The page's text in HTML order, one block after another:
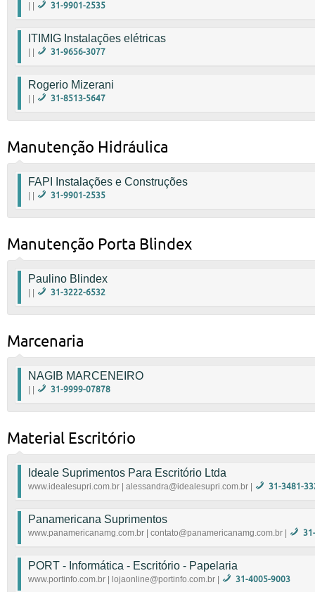
31-9901-2535
Sr. Abel
|
ITIMIG Instalações elétricas
31-9656-3077
Rogerio Mizerani
31-8513-5647
9166-5647
Manutenção Hidráulica
FAPI Instalações e Construções
31-9901-2535
Sr. Abel
Manutenção Porta Blindex
Paulino Blindex
31-3222-6532
9149-3275 Paulino
Marcenaria
NAGIB MARCENEIRO
31-9999-07878
Material Escritório
Ideale Suprimentos Para Escritório Ltda
www.idealesupri.com.br | alessandra@idealesupri.com.br | 31-3481-
. Rua Fernando Lobo, 215 | Santa Efigênia Belo
www.idealesupri.com.br
Panamericana Suprimentos
www.panamericanamg.com.br | contato@panamericanamg.com.br |
Material de escritório, Cartuchos de tinta e toners,
de dados, Alimentação, Fitas para impressão,
Rua Alípio de Melo, 253 - Jardim Montanhês
PORT - Informática - Escritório - Papelaria
www.portinfo.com.br | lojaonline@portinfo.com.br | 31-4005-9003